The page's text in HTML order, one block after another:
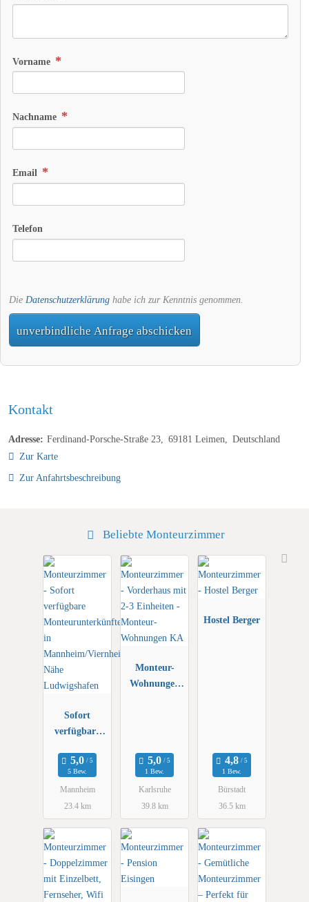
Vorname
Nachname
Email
Telefon
Die Datenschutzerklärung habe ich zur Kenntnis genommen.
unverbindliche Anfrage abschicken
Kontakt
Adresse: Ferdinand-Porsche-Straße 23 69181 Leimen
Deutschland
Zur Karte
Zur Anfahrtsbeschreibung
Beliebte Monteurzimmer
Sofort
verfügbare
künfte in
Mannheim/Vi
ernheim Nähe
Ludwigshafen
5 Bew.
Mannheim
23.4 km
Monteur-
Wohnungen
1 Bew.
Karlsruhe
39.8 km
Hostel Berger
1 Bew.
Bürstadt
36.5 km